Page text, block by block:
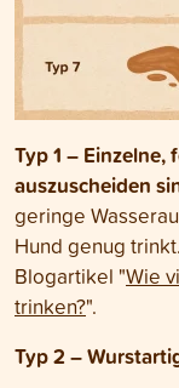
Typ 1 – Einzelne,
auszuscheiden
geringe
Hund genug
Blogartikel "Wie
trinken?".
Typ 2 –